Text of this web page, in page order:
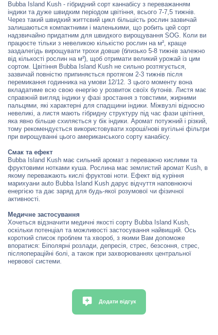
Bubba Island Kush - гібридний сорт каннабісу з переважанням
індики та дуже швидким періодом цвітіння, всього 7-7,5 тижнів.
Через такий швидкий життєвий цикл більшість рослин зазвичай
залишаються компактними і маленькими, що робить цей сорт
надзвичайно придатним для швидкого вирощування SOG. Коли ви
працюєте тільки з невеликою кількістю рослин на м², краще
заздалегідь вирощувати трохи довше (близько 5-8 тижнів залежно
від кількості рослин на м²), щоб отримати великий урожай із цим
сортом. Цвітіння Bubba Island Kush не сильно розтягується,
зазвичай повністю припиняється протягом 2-3 тижнів після
перемикання годинника на умови 12/12. З цього моменту вона
вкладатиме всю свою енергію у розвиток своїх бутонів. Листя має
справжній вигляд індики у фазі зростання з товстими, жирними
пальцями, які характерні для спадщини індики. Міжвузлі відносно
невеликі, а листя мають гібридну структуру під час фази цвітіння,
яка явно більше схиляється у бік індики. Аромат потужний і різкий,
тому рекомендується використовувати хороші/нові вугільні фільтри
при вирощуванні цього американського сорту канабісу.
Смак та ефект
Bubba Island Kush має сильний аромат з переважно кислими та
фруктовими нотками куша. Рослина має землистий аромат Kush, в
якому переважають кислі фруктові ноти. Ефект від куріння
марихуани auto Bubba Island Kush дарує відчуття наповнюючі
енергією та дає заряд для будь-якої розумової чи фізичної
активності.
Медичне застосування
Хочеться відзначити медичні якості сорту Bubba Island Kush,
оскільки потенціал та можливості застосування найвищий. Ось
короткий список проблем та хвороб, з якими Вам допоможе
впоратися: Біполярні розлади, депресія, стрес, безсоння, стрес,
післяопераційні болі, а також при захворюваннях центральної
нервової системи.
Додати відгук